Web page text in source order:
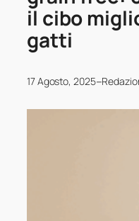
il cibo
gatti
17 Agosto, 2025–